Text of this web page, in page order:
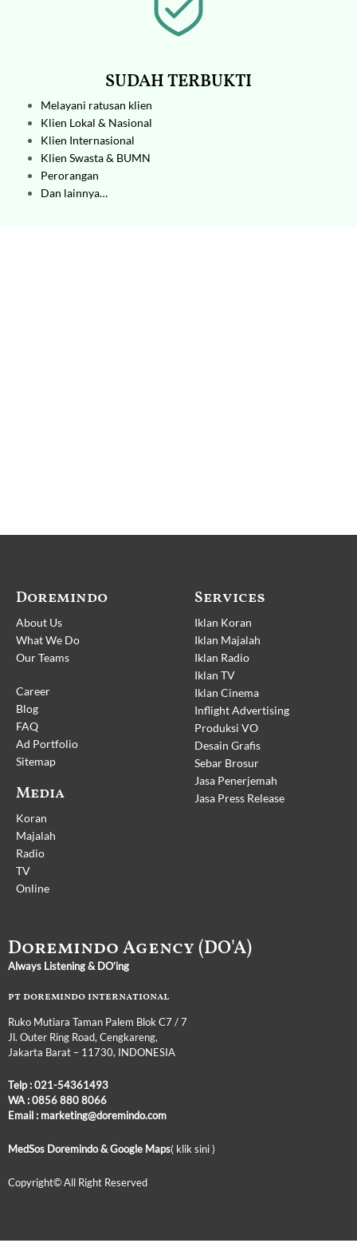
SUDAH TERBUKTI
Melayani ratusan klien
Klien Lokal & Nasional
Klien Internasional
Klien Swasta & BUMN
Perorangan
Dan lainnya…
Doremindo
About Us
What We Do
Our Teams
Career
Blog
FAQ
Ad Portfolio
Sitemap
Media
Koran
Majalah
Radio
TV
Online
Services
Iklan Koran
Iklan Majalah
Iklan Radio
Iklan TV
Iklan Cinema
Inflight Advertising
Produksi VO
Desain Grafis
Sebar Brosur
Jasa Penerjemah
Jasa Press Release
Doremindo Agency (DO'A)
Always Listening & DO’ing
pt doremindo international
Ruko Mutiara Taman Palem Blok C7 / 7
Jl. Outer Ring Road, Cengkareng,
Jakarta Barat – 11730, INDONESIA
Telp :021-54361493
WA :0856 880 8066
Email : marketing@doremindo.com
MedSos Doremindo &Google Maps( klik sini )
Copyright© All Right Reserved